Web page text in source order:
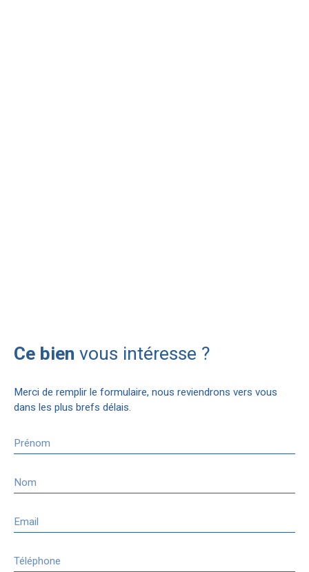
Ce bien vous intéresse ?
Merci de remplir le formulaire, nous reviendrons vers vous
dans les plus brefs délais.
Prénom
Nom
Email
Téléphone